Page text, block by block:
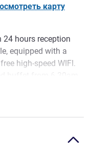
карту
24 hours reception
equipped with a
high-speed WIFI.
car park, closed
region, you can